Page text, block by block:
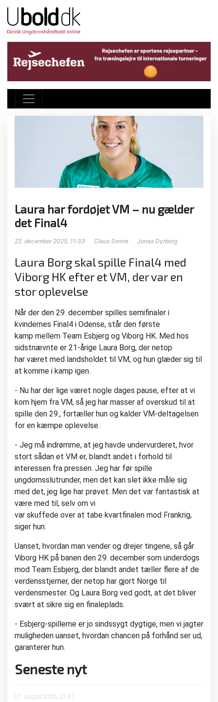
Laura har fordøjet VM – nu gælder
det Final4
22. december 2025, 11:33 Claus Sonne Jonas Dyrborg
Laura Borg skal spille Final4 med
Viborg HK efter et VM, der var en
stor oplevelse
Når der den 29. december spilles semifinaler i
kvindernes Final4 i Odense, står den første
kamp mellem Team Esbjerg og Viborg HK. Med hos
sidstnævnte er 21-årige Laura Borg, der netop
har været med landsholdet til VM, og hun glæder sig til
at komme i kamp igen.
- Nu har der lige været nogle dages pause, efter at vi
kom hjem fra VM, så jeg har masser af overskud til at
spille den 29., fortæller hun og kalder VM-deltagelsen
for en kæmpe oplevelse.
- Jeg må indrømme, at jeg havde undervurderet, hvor
stort sådan et VM er, blandt andet i forhold til
interessen fra pressen. Jeg har før spille
ungdomsslutrunder, men det kan slet ikke måle sig
med det, jeg lige har prøvet. Men det var fantastisk at
være med til, selv om vi
var skuffede over at tabe kvartfinalen mod Frankrig,
siger hun.
Uanset, hvordan man vender og drejer tingene, så går
Viborg HK på banen den 29. december som underdogs
mod Team Esbjerg, der blandt andet tæller flere af de
verdensstjerner, der netop har gjort Norge til
verdensmester. Og Laura Borg ved godt, at det bliver
svært at sikre sig en finaleplads.
- Esbjerg-spillerne er jo sindssygt dygtige, men vi jagter
muligheden uanset, hvordan chancen på forhånd ser ud,
garanterer hun.
Seneste nyt
07. august 2026, 21:41